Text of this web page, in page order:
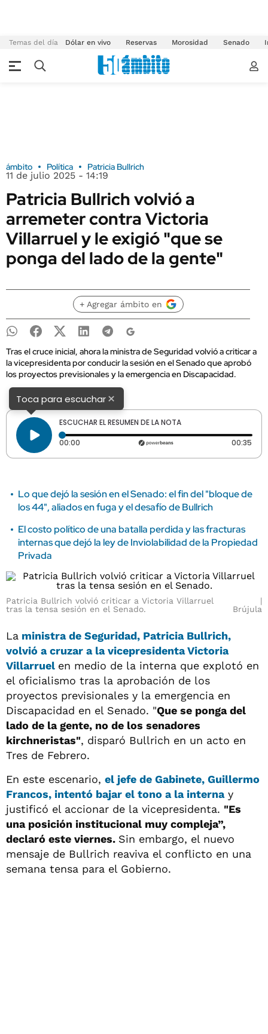
Temas del día Dólar en vivo Reservas Morosidad Senado
ámbito Política Patricia Bullrich
11 de julio 2025 - 14:19
Patricia Bullrich volvió a
arremeter contra Victoria
Villarruel y le exigió "que se
ponga del lado de la gente"
+ Agregar ámbito en
Tras el cruce inicial, ahora la ministra de Seguridad volvió a criticar a
la vicepresidenta por conducir la sesión en el Senado que aprobó
los proyectos previsionales y la emergencia en Discapacidad.
Toca para escuchar×
ESCUCHAR EL RESUMEN DE LA NOTA
00:00 Tiempo transcurrido: 0 segundos 00:35
Lo que dejó la sesión en el Senado: el fin del "bloque de
los 44", aliados en fuga y el desafío de Bullrich
El costo político de una batalla perdida y las fracturas
internas que dejó la ley de Inviolabilidad de la Propiedad
Privada
Patricia Bullrich volvió criticar a Victoria Villarruel
tras la tensa sesión en el Senado.
Brújula
La ministra de Seguridad, Patricia Bullrich,
volvió a cruzar a la vicepresidentaVictoria
Villarruel en medio de la interna que explotó en
el oficialismo tras la aprobación de los
proyectos previsionales y la emergencia en
Discapacidad en el Senado. "Que se ponga del
lado de la gente, no de los senadores
kirchneristas", disparó Bullrich en un acto en
Tres de Febrero.
En este escenario, el jefe de Gabinete, Guillermo
Francos, intentó bajar el tono a la internay
justificó el accionar de la vicepresidenta. "Es
una posición institucional muy compleja”,
declaró este viernes. Sin embargo, el nuevo
mensaje de Bullrich reaviva el conflicto en una
semana tensa para el Gobierno.